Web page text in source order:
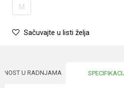
M
Sačuvajte u listi želja
U RADNJAMA